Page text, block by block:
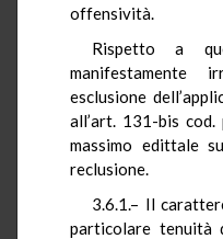
offensività.
Rispetto a
manifestamente
esclusione
all’art. 131-bis cod.
massimo edittale
reclusione.
3.6.1.– Il
particolare tenuità